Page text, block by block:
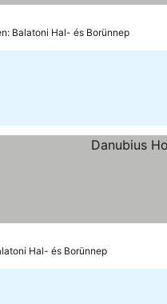
Balatoni Hal- és Borünnep
Hal- és Borünnep